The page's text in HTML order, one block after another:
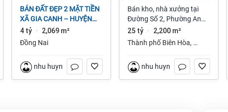
BÁN ĐẤT ĐẸP 2 MẶT TIỀN
XÃ GIA CANH – HUYỆN
ĐỊNH QUÁN – ĐỒNG NAI
dt 2.069m² 4 tỷ
4 tỷ · 2,069 m²
Đồng Nai
nhu huynh
Bán kho, nhà xưởng tại
Đường Số 2, Phường An
Bình, Thành phố Biên Hòa,
Đồng Nai giá 25 tỷ
25 tỷ · 2,200 m²
Thành phố Biên Hòa,
nhu huynh